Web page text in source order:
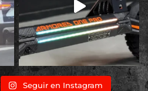
Seguir en Instagram